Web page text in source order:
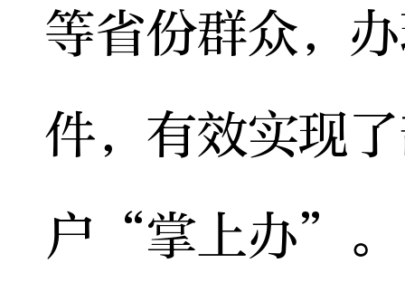
等省份群众，
件，有效实现
户“掌上办”。